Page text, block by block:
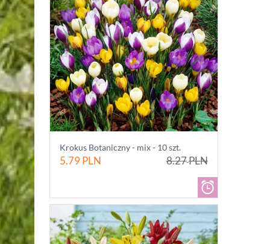
Krokus Botaniczny - mix - 10 szt.
5.79PLN 8.27PLN